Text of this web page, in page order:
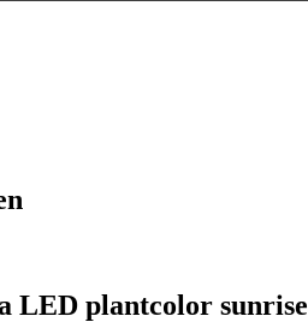
LED plantcolor sunrise